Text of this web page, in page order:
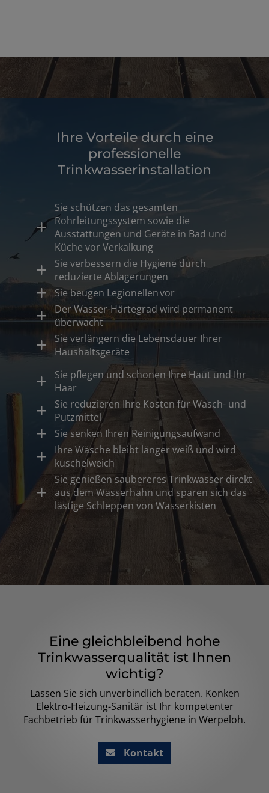
Ihre Vorteile durch eine
professionelle
Trinkwasserinstallation
Sie schützen das gesamten
Rohrleitungssystem sowie die
Ausstattungen und Geräte in Bad und
Küche vor Verkalkung
Sie verbessern die Hygiene durch
reduzierte Ablagerungen
Sie beugen Legionellen vor
Der Wasser-Härtegrad wird permanent
überwacht
Sie verlängern die Lebensdauer Ihrer
Haushaltsgeräte
Sie pflegen und schonen Ihre Haut und Ihr
Haar
Sie reduzieren Ihre Kosten für Wasch- und
Putzmittel
Sie senken Ihren Reinigungsaufwand
Ihre Wäsche bleibt länger weiß und wird
kuschelweich
Sie genießen saubereres Trinkwasser direkt
aus dem Wasserhahn und sparen sich das
lästige Schleppen von Wasserkisten
Eine gleichbleibend hohe
Trinkwasserqualität ist Ihnen
wichtig?
Lassen Sie sich unverbindlich beraten. Konken
Elektro-Heizung-Sanitär ist Ihr kompetenter
Fachbetrieb für Trinkwasserhygiene in Werpeloh.
Kontakt